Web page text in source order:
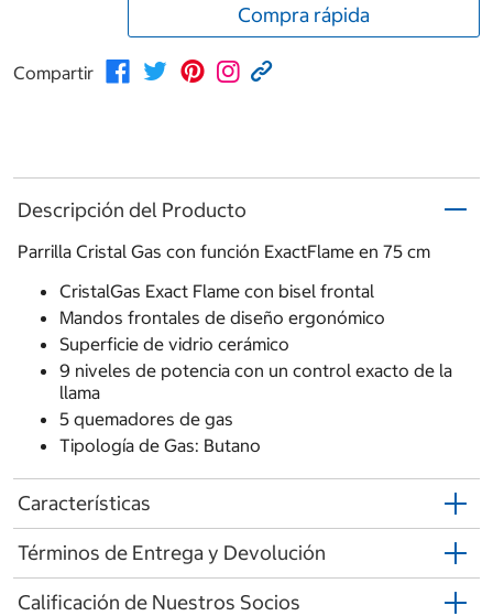
Compra rápida
Compartir
Descripción del Producto
Parrilla Cristal Gas con función ExactFlame en 75 cm
CristalGas Exact Flame con bisel frontal
Mandos frontales de diseño ergonómico
Superficie de vidrio cerámico
9 niveles de potencia con un control exacto de la
llama
5 quemadores de gas
Tipología de Gas: Butano
Características
Términos de Entrega y Devolución
Calificación de Nuestros Socios